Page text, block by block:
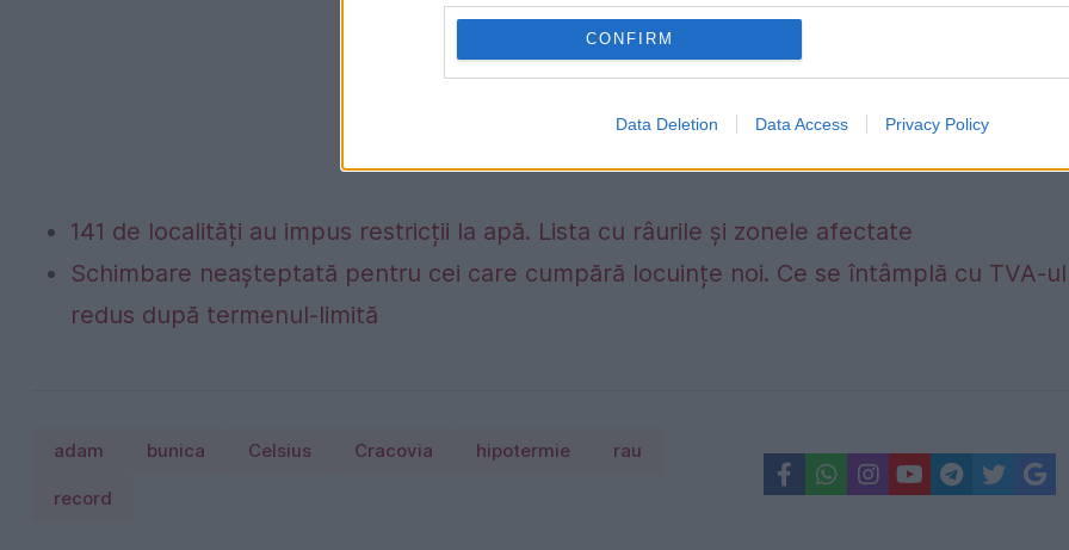
CONFIRM
Data Deletion Data Access Privacy Policy
141 de localități au impus restricții la apă. Lista cu râurile și zonele afectate
Schimbare neașteptată pentru cei care cumpără locuințe noi. Ce se întâmplă cu TVA-ul
redus după termenul-limită
adam bunica Celsius Cracovia hipotermie rau
record